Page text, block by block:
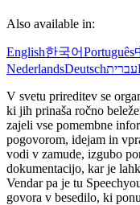
Also available in:
English한국어Português
NederlandsDeutschעברית
V svetu prireditev se
ki jih prinaša ročno
zajeli vse pomembne
pogovorom, idejam in
vodi v zamude, izgubo
dokumentacijo, kar je
Vendar pa je tu
govora v besedilo, ki